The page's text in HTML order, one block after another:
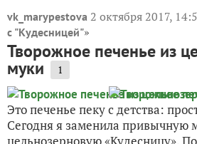
vk_marypestova 2 октября 2017,
с "Кудесницей"»
Творожное печенье из
муки 1
Это печенье пеку с детства:
Сегодня я заменила привычную
цельнозерновую «Кудесницу».